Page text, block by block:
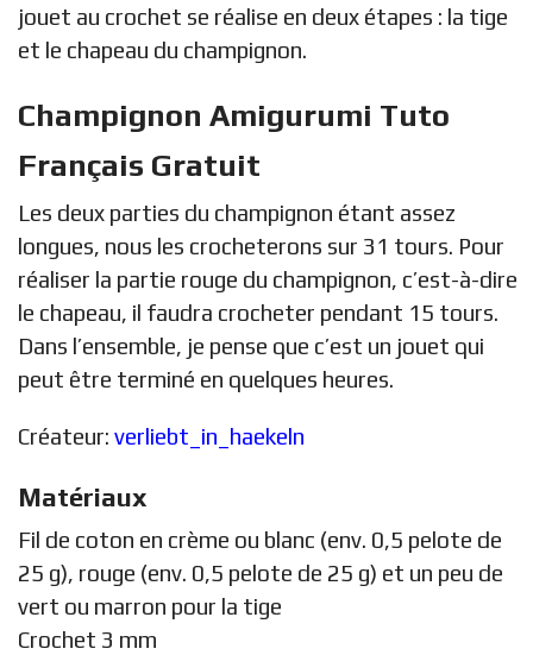
jouet au crochet se réalise en deux étapes : la tige
et le chapeau du champignon.
Champignon Amigurumi Tuto
Français Gratuit
Les deux parties du champignon étant assez
longues, nous les crocheterons sur 31 tours. Pour
réaliser la partie rouge du champignon, c’est-à-dire
le chapeau, il faudra crocheter pendant 15 tours.
Dans l’ensemble, je pense que c’est un jouet qui
peut être terminé en quelques heures.
Créateur: verliebt_in_haekeln
Matériaux
Fil de coton en crème ou blanc (env. 0,5 pelote de
25 g), rouge (env. 0,5 pelote de 25 g) et un peu de
vert ou marron pour la tige
Crochet 3 mm